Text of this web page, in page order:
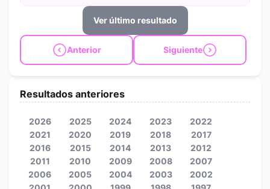
Ver último resultado
Anterior Siguiente
Resultados anteriores
2026 2025 2024 2023
2022
2021
2020 2019 2018
2017
2016
2015 2014 2013
2012
2011
2010 2009 2008
2007
2006
2005 2004 2003
2002